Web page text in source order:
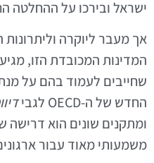
ישראל ובירכו על ההחלטה
אך מעבר ליוקרה
המדינות המכובדת הזו,
שחייבים לעמוד בהם על
החדש של ה-OECD לגבי
ומתקנים שונים הוא דרישה
משמעותי מאוד עבור